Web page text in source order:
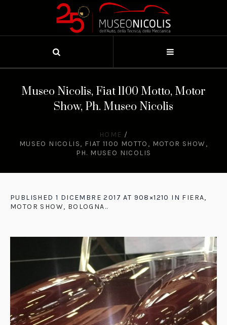
Museo Nicolis, Fiat 1100 Motto, Motor
Show, Ph. Museo Nicolis
HOME /
MUSEO NICOLIS, FIAT 1100 MOTTO, MOTOR SHOW,
PH. MUSEO NICOLIS
PUBLISHED 1 DICEMBRE 2017 AT 908×1210 IN FIERA,
MOTOR SHOW, BOLOGNA..